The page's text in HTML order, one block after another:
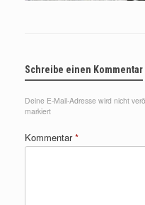
Schreibe einen Kommentar
Deine E-Mail-Adresse wird nicht
markiert
Kommentar*